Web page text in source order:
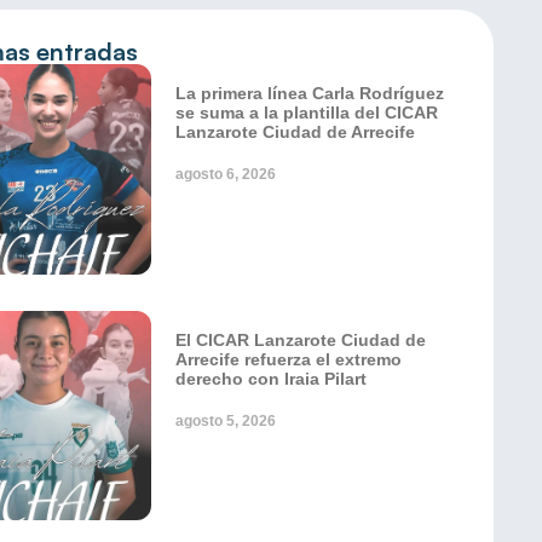
entradas
La primera línea Carla Rodríguez
se suma a la plantilla del CICAR
Lanzarote Ciudad de Arrecife
agosto 6, 2026
El CICAR Lanzarote Ciudad de
Arrecife refuerza el extremo
derecho con Iraia Pilart
agosto 5, 2026